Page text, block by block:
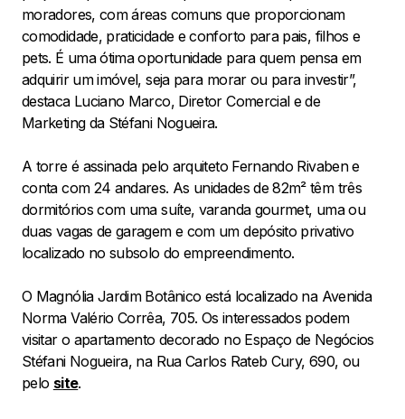
moradores, com áreas comuns que proporcionam
comodidade, praticidade e conforto para pais, filhos e
pets. É uma ótima oportunidade para quem pensa em
adquirir um imóvel, seja para morar ou para investir”,
destaca Luciano Marco, Diretor Comercial e de
Marketing da Stéfani Nogueira.
A torre é assinada pelo arquiteto Fernando Rivaben e
conta com 24 andares. As unidades de 82m² têm três
dormitórios com uma suíte, varanda gourmet, uma ou
duas vagas de garagem e com um depósito privativo
localizado no subsolo do empreendimento.
O Magnólia Jardim Botânico está localizado na Avenida
Norma Valério Corrêa, 705. Os interessados podem
visitar o apartamento decorado no Espaço de Negócios
Stéfani Nogueira, na Rua Carlos Rateb Cury, 690, ou
pelo site.